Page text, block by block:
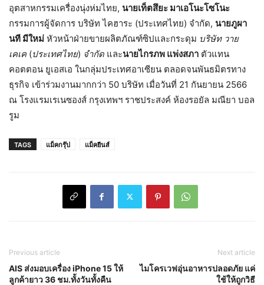
อุตสาหกรรมเครื่องนุ่งห่มไทย, นายเท็ตสึยะ มาเอโนะโซโนะ
กรรมการผู้จัดการ บริษัท ไคฮาระ (ประเทศไทย) จำกัด, นายภูผา
นที มีใหม่ หัวหน้าฝ่ายขายผลิตภัณฑ์ซิปและกระดุม บริษัท วาย
เคเค (ประเทศไทย) จำกัด และนายไกรภพ แพ่งสภา ตัวแทน
คอตตอน ยูเอสเอ ในกลุ่มประเทศอาเซียน ตลอดจนพันธมิตรทาง
ธุรกิจ เข้าร่วมงานมากกว่า 50 บริษัท เมื่อวันที่ 21 กันยายน 2566
ณ โรงแรมเรเนซองส์ กรุงเทพฯ ราชประสงค์ ห้องรอยัล มณียา บอล
รูม
TAGS แม็คกรุ๊ป แม็คยีนส์
Previous article
AIS ส่งมอบเครื่อง iPhone 15 ให้
ลูกค้ายาว 36 ชม.ทั้งวันทั้งคืน
Next article
ไมโครเวฟอุ่นอาหารปลอดภัย แค่
ใช้ให้ถูกวิธี